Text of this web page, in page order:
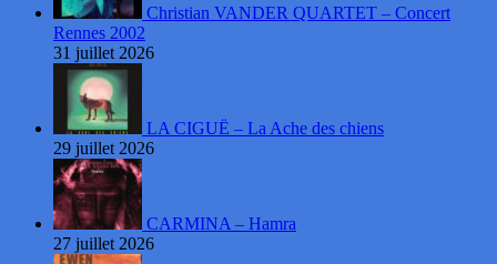
Christian VANDER QUARTET – Concert
Rennes 2002
31 juillet 2026
LA CIGUË – La Ache des chiens
29 juillet 2026
CARMINA – Hamra
27 juillet 2026